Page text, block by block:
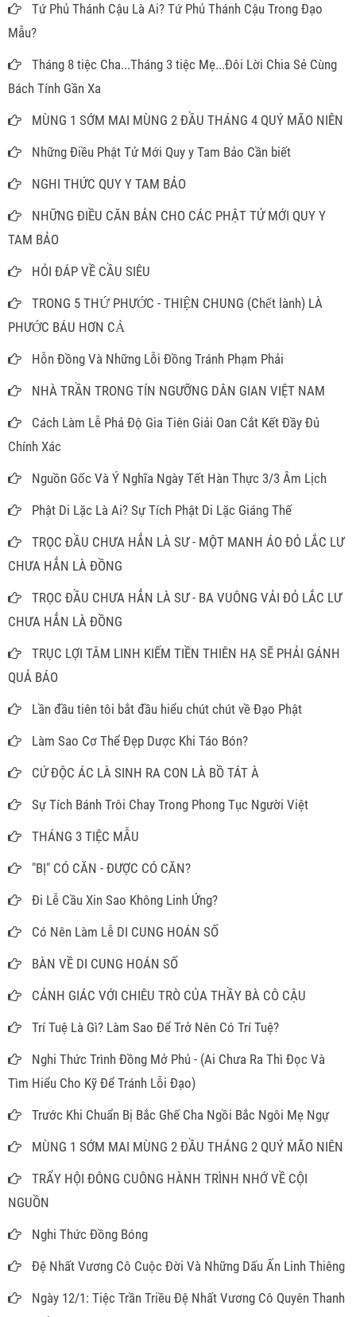
Tứ Phủ Thánh Cậu Là Ai? Tứ Phủ Thánh Cậu Trong Đạo
Mẫu?
Tháng 8 tiệc Cha...Tháng 3 tiệc Mẹ...Đôi Lời Chia Sẻ Cùng
Bách Tính Gần Xa
MÙNG 1 SỚM MAI MÙNG 2 ĐẦU THÁNG 4 QUÝ MÃO NIÊN
Những Điều Phật Tử Mới Quy y Tam Bảo Cần biết
NGHI THỨC QUY Y TAM BẢO
NHỮNG ĐIỀU CĂN BẢN CHO CÁC PHẬT TỬ MỚI QUY Y
TAM BẢO
HỎI ĐÁP VỀ CẦU SIÊU
TRONG 5 THỨ PHƯỚC - THIỆN CHUNG (Chết lành) LÀ
PHƯỚC BÁU HƠN CẢ
Hỗn Đồng Và Những Lỗi Đồng Tránh Phạm Phải
NHÀ TRẦN TRONG TÍN NGƯỠNG DÂN GIAN VIỆT NAM
Cách Làm Lễ Phả Độ Gia Tiên Giải Oan Cắt Kết Đầy Đủ
Chính Xác
Nguồn Gốc Và Ý Nghĩa Ngày Tết Hàn Thực 3/3 Âm Lịch
Phật Di Lặc Là Ai? Sự Tích Phật Di Lặc Giáng Thế
TRỌC ĐẦU CHƯA HẲN LÀ SƯ - MỘT MANH ÁO ĐỎ LẮC LƯ
CHƯA HẲN LÀ ĐỒNG
TRỌC ĐẦU CHƯA HẲN LÀ SƯ - BA VUÔNG VẢI ĐỎ LẮC LƯ
CHƯA HẲN LÀ ĐỒNG
TRỤC LỢI TÂM LINH KIẾM TIỀN THIÊN HẠ SẼ PHẢI GÁNH
QUẢ BÁO
Lần đầu tiên tôi bắt đầu hiểu chút chút về Đạo Phật
Làm Sao Cơ Thể Đẹp Dược Khi Táo Bón?
CỨ ĐỘC ÁC LÀ SINH RA CON LÀ BỒ TÁT À
Sự Tích Bánh Trôi Chay Trong Phong Tục Người Việt
THÁNG 3 TIỆC MẪU
"BỊ" CÓ CĂN - ĐƯỢC CÓ CĂN?
Đi Lễ Cầu Xin Sao Không Linh Ứng?
Có Nên Làm Lễ DI CUNG HOÁN SỐ
BÀN VỀ DI CUNG HOÁN SỐ
CẢNH GIÁC VỚI CHIÊU TRÒ CỦA THẦY BÀ CÔ CẬU
Trí Tuệ Là Gì? Làm Sao Để Trở Nên Có Trí Tuệ?
Nghi Thức Trình Đồng Mở Phủ - (Ai Chưa Ra Thì Đọc Và
Tìm Hiểu Cho Kỹ Để Tránh Lỗi Đạo)
Trước Khi Chuẩn Bị Bắc Ghế Cha Ngồi Bắc Ngôi Mẹ Ngự
MÙNG 1 SỚM MAI MÙNG 2 ĐẦU THÁNG 2 QUÝ MÃO NIÊN
TRẨY HỘI ĐÔNG CUÔNG HÀNH TRÌNH NHỚ VỀ CỘI
NGUỒN
Nghi Thức Đồng Bóng
Đệ Nhất Vương Cô Cuộc Đời Và Những Dấu Ấn Linh Thiêng
Ngày 12/1: Tiệc Trần Triều Đệ Nhất Vương Cô Quyên Thanh